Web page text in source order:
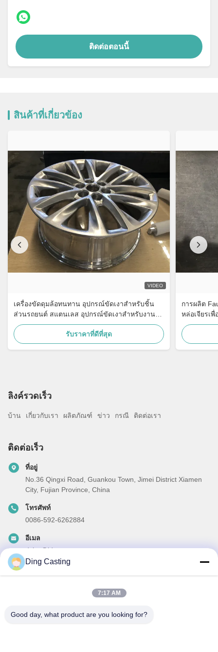
ติดต่อตอนนี้
สินค้าที่เกี่ยวข้อง
VIDEO
เครื่องขัดดุมล้อทนทาน อุปกรณ์ขัดเงาสำหรับชิ้น
ส่วนรถยนต์ สแตนเลส อุปกรณ์ขัดเงาสำหรับงาน
ประปา
รับราคาที่ดีที่สุด
การผลิต
หล่อเจียรเพื่
ลิงค์รวดเร็ว
บ้าน เกี่ยวกับเรา ผลิตภัณฑ์ ข่าว กรณี ติดต่อเรา
ติดต่อเร็ว
ที่อยู่
No.36 Qingxi Road, Guankou Town, Jimei District Xiamen
City, Fujian Province, China
โทรศัพท์
0086-592-6262884
อีเมล
dzivy@idzxm.cn
สมัครสมาชิกข่าวสารของเรา เพื่อรับส่วนลดและอื่นๆ
Ding Casting
7:17 AM
Good day, what product are you looking for?